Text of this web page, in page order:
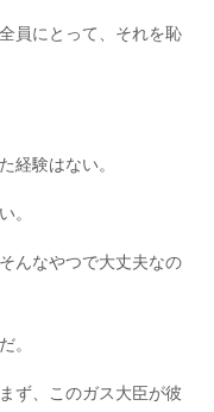
員にとって、それを恥
経験はない。
。
んなやつで大丈夫なの
。
ず、このガス大臣が彼